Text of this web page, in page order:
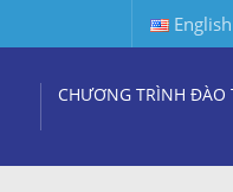
English
CHƯƠNG TRÌNH ĐÀO